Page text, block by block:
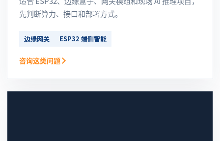
先判断算力、接口和部署方式。
边缘网关 ESP32 端侧智能
咨询这类问题